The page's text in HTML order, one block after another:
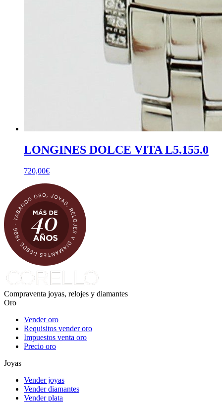
LONGINES DOLCE VITA L5.155.0
720,00€
Compraventa joyas, relojes y diamantes
Oro
Vender oro
Requisitos vender oro
Impuestos venta oro
Precio oro
Joyas
Vender joyas
Vender diamantes
Vender plata